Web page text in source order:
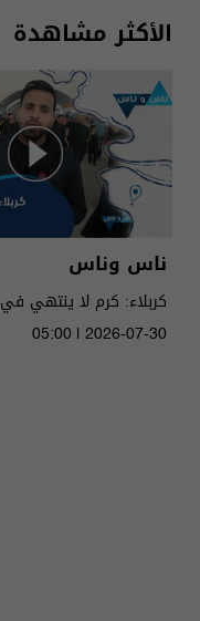
الأكثر مشاهدة
ناس وناس
كربلاء: كرم لا ينتهي
05:00 | 2026-07-30